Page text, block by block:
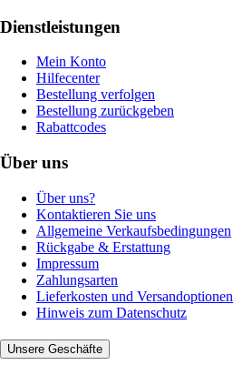
Dienstleistungen
Mein Konto
Hilfecenter
Bestellung verfolgen
Bestellung zurückgeben
Rabattcodes
Über uns
Über uns?
Kontaktieren Sie uns
Allgemeine Verkaufsbedingungen
Rückgabe & Erstattung
Impressum
Zahlungsarten
Lieferkosten und Versandoptionen
Hinweis zum Datenschutz
Unsere Geschäfte